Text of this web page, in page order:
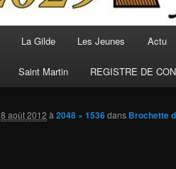
La Gilde Les Jeunes Actu
Saint Martin REGISTRE DE
8 août 2012 à 2048 × 1536dans Brochette